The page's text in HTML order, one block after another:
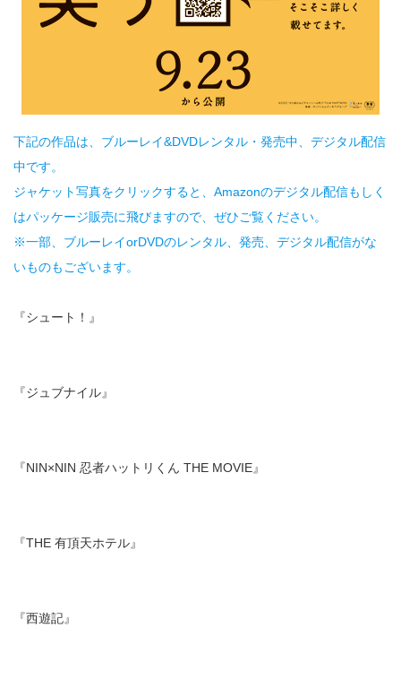
下記の作品は、ブルーレイ&DVDレンタル・発売中、デジタル配信
中です。
ジャケット写真をクリックすると、Amazonのデジタル配信もしく
はパッケージ販売に飛びますので、ぜひご覧ください。
※一部、ブルーレイorDVDのレンタル、発売、デジタル配信がな
いものもございます。
『シュート！』
『ジュブナイル』
『NIN×NIN 忍者ハットリくん THE MOVIE』
『THE 有頂天ホテル』
『西遊記』